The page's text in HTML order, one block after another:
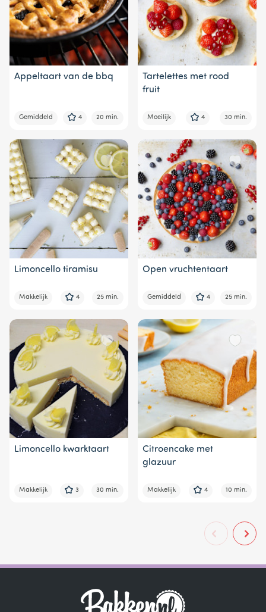
Appeltaart van de bbq
Gemiddeld 4 20 min.
Tartelettes met rood
fruit
Moeilijk 4 30 min.
Limoncello tiramisu
Makkelijk 4 25 min.
Open vruchtentaart
Gemiddeld 4 25 min.
Limoncello kwarktaart
Makkelijk 3 30 min.
Citroencake met
glazuur
Makkelijk 4 10 min.